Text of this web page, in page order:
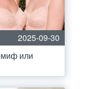
2025-09-30
или